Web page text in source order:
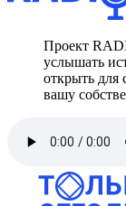
Проект
услышать
открыть для
вашу